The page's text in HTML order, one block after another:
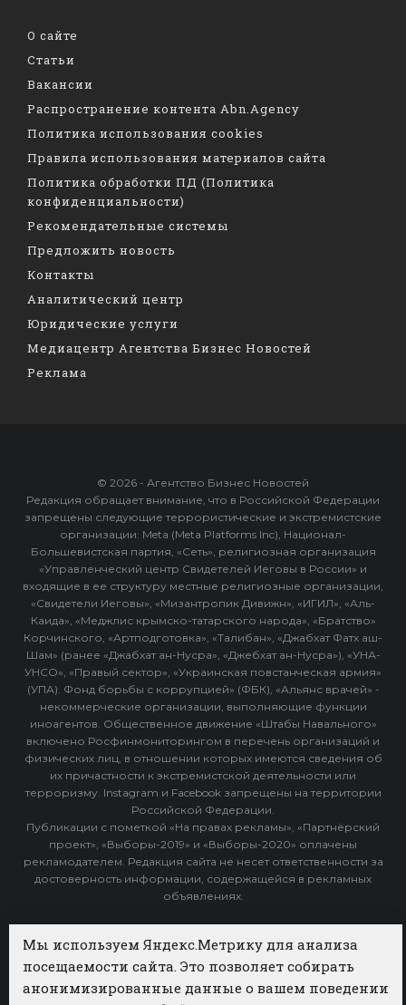
О сайте
Статьи
Вакансии
Распространение контента Abn.Agency
Политика использования cookies
Правила использования материалов сайта
Политика обработки ПД (Политика
конфиденциальности)
Рекомендательные системы
Предложить новость
Контакты
Аналитический центр
Юридические услуги
Медиацентр Агентства Бизнес Новостей
Реклама
© 2026 - Агентство Бизнес Новостей
Редакция обращает внимание, что в Российской Федерации
запрещены следующие террористические и экстремистские
организации: Meta (Meta Platforms Inc), Национал-
Большевистская партия, «Сеть», религиозная организация
«Управленческий центр Свидетелей Иеговы в России» и
входящие в ее структуру местные религиозные организации,
«Свидетели Иеговы», «Мизантропик Дивижн», «ИГИЛ», «Аль-
Каида», «Меджлис крымско-татарского народа», «Братство»
Корчинского, «Артподготовка», «Талибан», «Джабхат Фатх аш-
Шам» (ранее «Джабхат ан-Нусра», «Джебхат ан-Нусра»), «УНА-
УНСО», «Правый сектор», «Украинская повстанческая армия»
(УПА). Фонд борьбы с коррупцией» (ФБК), «Альянс врачей» -
некоммерческие организации, выполняющие функции
иноагентов. Общественное движение «Штабы Навального»
включено Росфинмониторингом в перечень организаций и
физических лиц, в отношении которых имеются сведения об
их причастности к экстремистской деятельности или
терроризму. Instagram и Facebook запрещены на территории
Российской Федерации.
Публикации с пометкой «На правах рекламы», «Партнёрский
проект», «Выборы-2019» и «Выборы-2020» оплачены
рекламодателем. Редакция сайта не несет ответственности за
достоверность информации, содержащейся в рекламных
объявлениях.
Категории
ФОТОБАНК АГЕНТСТВА БИЗНЕС НОВОСТЕЙ
Мы используем Яндекс.Метрику для анализа
посещаемости сайта. Это позволяет собирать
анонимизированные данные о вашем поведении